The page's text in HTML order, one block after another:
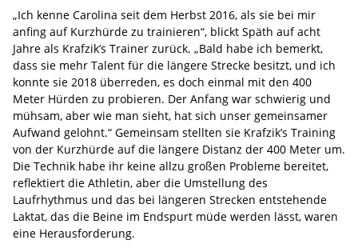
„Ich kenne Carolina seit dem Herbst 2016, als sie bei mir
anfing auf Kurzhürde zu trainieren“, blickt Späth auf acht
Jahre als Krafzik’s Trainer zurück. „Bald habe ich bemerkt,
dass sie mehr Talent für die längere Strecke besitzt, und ich
konnte sie 2018 überreden, es doch einmal mit den 400
Meter Hürden zu probieren. Der Anfang war schwierig und
mühsam, aber wie man sieht, hat sich unser gemeinsamer
Aufwand gelohnt.“ Gemeinsam stellten sie Krafzik’s Training
von der Kurzhürde auf die längere Distanz der 400 Meter um.
Die Technik habe ihr keine allzu großen Probleme bereitet,
reflektiert die Athletin, aber die Umstellung des
Laufrhythmus und das bei längeren Strecken entstehende
Laktat, das die Beine im Endspurt müde werden lässt, waren
eine Herausforderung.